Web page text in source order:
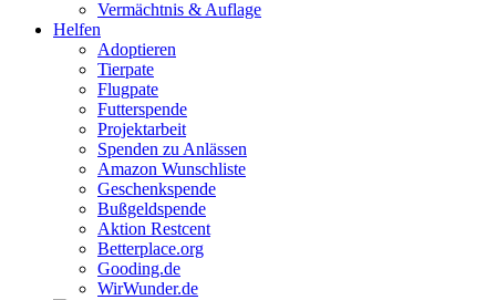
Vermächtnis & Auflage
Helfen
Adoptieren
Tierpate
Flugpate
Futterspende
Projektarbeit
Spenden zu Anlässen
Amazon Wunschliste
Geschenkspende
Bußgeldspende
Aktion Restcent
Betterplace.org
Gooding.de
WirWunder.de